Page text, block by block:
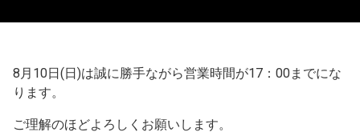
8月10日(日)は誠に勝手ながら営業時間が17：00までにな
ります。
ご理解のほどよろしくお願いします。